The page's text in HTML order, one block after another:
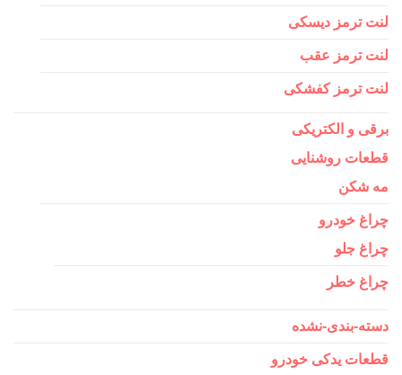
لنت ترمز دیسکی
لنت ترمز عقب
لنت ترمز کفشکی
برقی و الکتریکی
قطعات روشنایی
مه شکن
چراغ خودرو
چراغ جلو
چراغ خطر
دسته-بندی-نشده
قطعات یدکی خودرو